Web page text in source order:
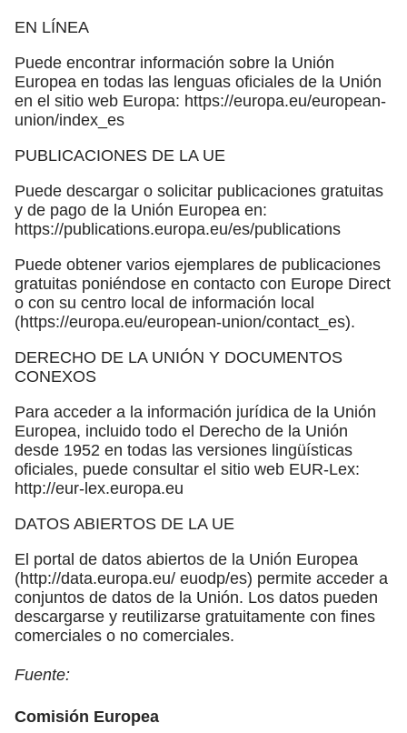
EN LÍNEA
Puede encontrar información sobre la Unión
Europea en todas las lenguas oficiales de la Unión
en el sitio web Europa: https://europa.eu/european-
union/index_es
PUBLICACIONES DE LA UE
Puede descargar o solicitar publicaciones gratuitas
y de pago de la Unión Europea en:
https://publications.europa.eu/es/publications
Puede obtener varios ejemplares de publicaciones
gratuitas poniéndose en contacto con Europe Direct
o con su centro local de información local
(https://europa.eu/european-union/contact_es).
DERECHO DE LA UNIÓN Y DOCUMENTOS
CONEXOS
Para acceder a la información jurídica de la Unión
Europea, incluido todo el Derecho de la Unión
desde 1952 en todas las versiones lingüísticas
oficiales, puede consultar el sitio web EUR-Lex:
http://eur-lex.europa.eu
DATOS ABIERTOS DE LA UE
El portal de datos abiertos de la Unión Europea
(http://data.europa.eu/ euodp/es) permite acceder a
conjuntos de datos de la Unión. Los datos pueden
descargarse y reutilizarse gratuitamente con fines
comerciales o no comerciales.
Fuente:
Comisión Europea